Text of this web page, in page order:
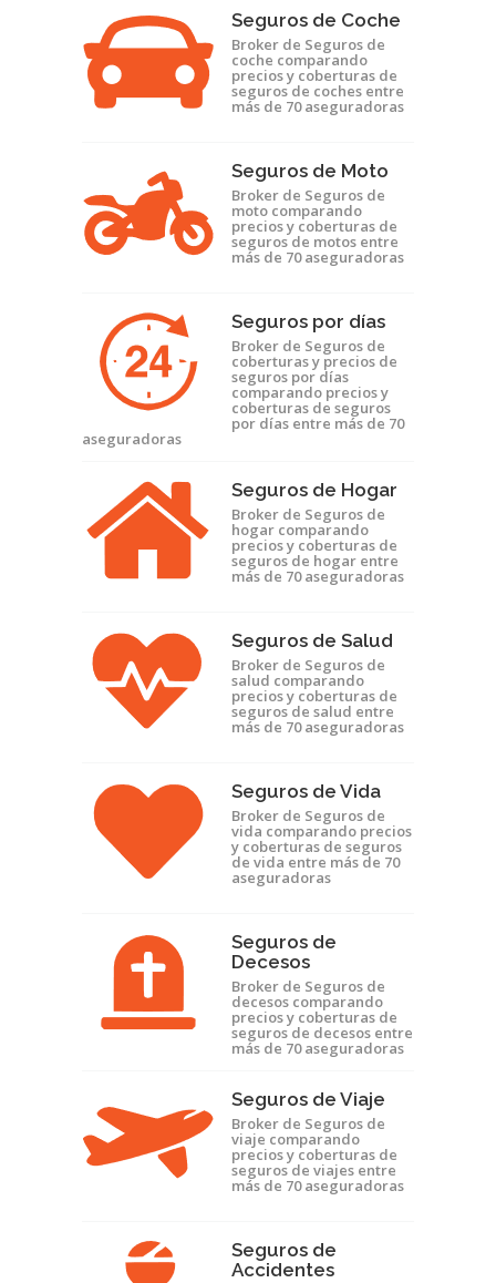
Seguros de Coche
Broker de Seguros de
coche comparando
precios y coberturas de
seguros de coches entre
más de 70 aseguradoras
Seguros de Moto
Broker de Seguros de
moto comparando
precios y coberturas de
seguros de motos entre
más de 70 aseguradoras
Seguros por días
Broker de Seguros de
coberturas y precios de
seguros por días
comparando precios y
coberturas de seguros
por días entre más de 70
aseguradoras
Seguros de Hogar
Broker de Seguros de
hogar comparando
precios y coberturas de
seguros de hogar entre
más de 70 aseguradoras
Seguros de Salud
Broker de Seguros de
salud comparando
precios y coberturas de
seguros de salud entre
más de 70 aseguradoras
Seguros de Vida
Broker de Seguros de
vida comparando precios
y coberturas de seguros
de vida entre más de 70
aseguradoras
Seguros de
Decesos
Broker de Seguros de
decesos comparando
precios y coberturas de
seguros de decesos entre
más de 70 aseguradoras
Seguros de Viaje
Broker de Seguros de
viaje comparando
precios y coberturas de
seguros de viajes entre
más de 70 aseguradoras
Seguros de
Accidentes